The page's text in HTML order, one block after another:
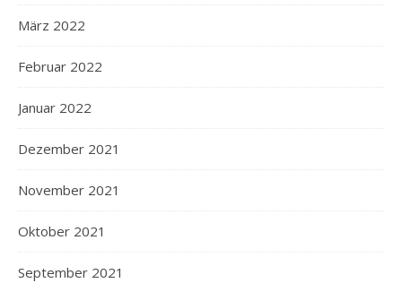
März 2022
Februar 2022
Januar 2022
Dezember 2021
November 2021
Oktober 2021
September 2021